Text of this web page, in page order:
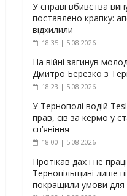
У справі вбивства
поставлено крапку:
відхилили
18:35 | 5.08.2026
На війні загинув
Дмитро Березко з
18:23 | 5.08.2026
У Тернополі водій
прав, сів за кермо у
сп’яніння
18:00 | 5.08.2026
Протікав дах і не
Тернопільщині лише
покращили умови